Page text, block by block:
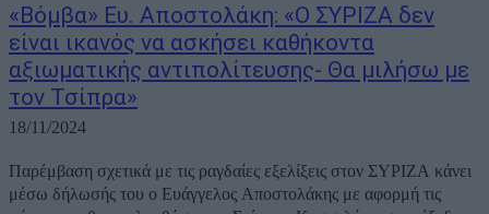
«Βόμβα» Ευ. Αποστολάκη: «Ο ΣΥΡΙΖΑ δεν
είναι ικανός να ασκήσει καθήκοντα
αξιωματικής αντιπολίτευσης- Θα μιλήσω με
τον Τσίπρα»
18/11/2024
Παρέμβαση σχετικά με τις ραγδαίες εξελίξεις στον ΣΥΡΙΖΑ κάνει
μέσω δήλωσής του o Ευάγγελος Αποστολάκης με αφορμή τις